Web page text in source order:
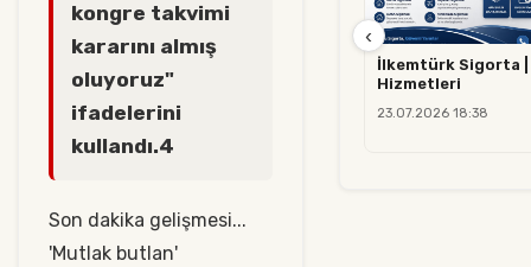
kongre takvimi
kararını almış
oluyoruz"
ifadelerini
kullandı.4
Son dakika gelişmesi...
'Mutlak butlan'
İlkemtürk Sigorta |
Hizmetleri
23.07.2026 18:38
‹